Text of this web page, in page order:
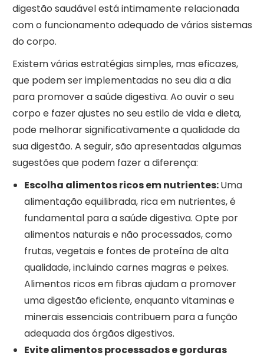
digestão saudável está intimamente relacionada
com o funcionamento adequado de vários sistemas
do corpo.
Existem várias estratégias simples, mas eficazes,
que podem ser implementadas no seu dia a dia
para promover a saúde digestiva. Ao ouvir o seu
corpo e fazer ajustes no seu estilo de vida e dieta,
pode melhorar significativamente a qualidade da
sua digestão. A seguir, são apresentadas algumas
sugestões que podem fazer a diferença:
Escolha alimentos ricos em nutrientes:Uma
alimentação equilibrada, rica em nutrientes, é
fundamental para a saúde digestiva. Opte por
alimentos naturais e não processados, como
frutas, vegetais e fontes de proteína de alta
qualidade, incluindo carnes magras e peixes.
Alimentos ricos em fibras ajudam a promover
uma digestão eficiente, enquanto vitaminas e
minerais essenciais contribuem para a função
adequada dos órgãos digestivos.
Evite alimentos processados e gorduras